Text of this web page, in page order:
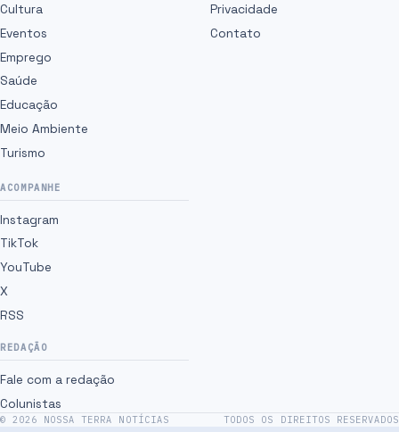
Cultura
Eventos
Emprego
Saúde
Educação
Meio Ambiente
Turismo
Privacidade
Contato
ACOMPANHE
Instagram
TikTok
YouTube
X
RSS
REDAÇÃO
Fale com a redação
Colunistas
©2026 NOSSA TERRA NOTÍCIAS TODOS OS DIREITOS RESERVADOS